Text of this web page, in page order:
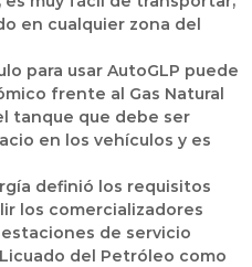
en cualquier zona del
para usar AutoGLP puede
frente al Gas Natural
tanque que debe ser
en los vehículos y es
definió los requisitos
los comercializadores
de servicio
del Petróleo como